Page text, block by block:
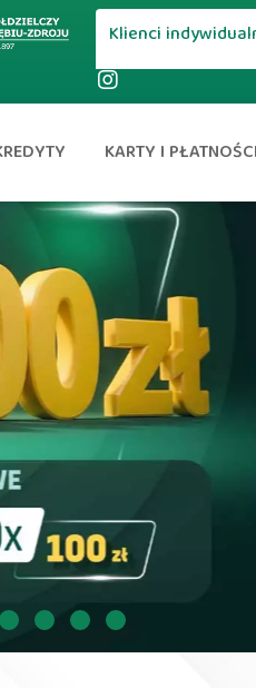
Klienci
KARTY I
od
otrzymasz praktyczny
w prezencie!
ofertę